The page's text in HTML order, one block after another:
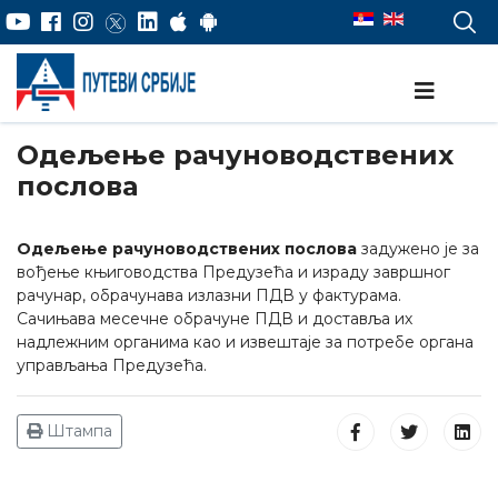
Одељење рачуноводствених
послова
Одељење рачуноводствених послова задуженo je за
вођење књиговодства Предузећа и израду завршног
рачунаp, обрачунава излазни ПДВ у фактурама.
Сачињава месечне обрачуне ПДВ и доставља их
надлежним органима као и извештаје за потребе органа
управљања Предузећа.
Штампа